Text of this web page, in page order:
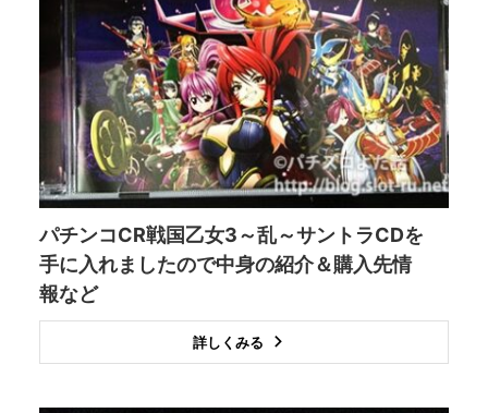
パチンコCR戦国乙女3～乱～サントラCDを
手に入れましたので中身の紹介＆購入先情
報など
詳しくみる